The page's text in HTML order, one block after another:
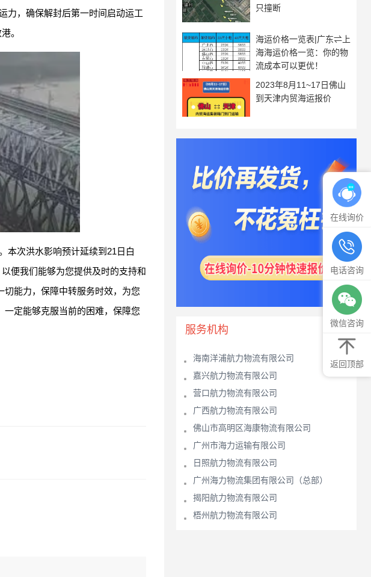
力，确保解封后第一时间启动运工
。
本次洪水影响预计延续到21日白
便我们能够为您提供及时的支持和
能力，保障中转服务时效，为您
定能够克服当前的困难，保障您
只撞断
海运价格一览表|广东⇌上
海海运价格一览：你的物
流成本可以更优！
2023年8月11~17日佛山
到天津内贸海运报价
服务机构
海南洋浦航力物流有限公司
嘉兴航力物流有限公司
营口航力物流有限公司
广西航力物流有限公司
佛山市高明区海康物流有限公司
广州市海力运输有限公司
日照航力物流有限公司
广州海力物流集团有限公司（总部）
揭阳航力物流有限公司
梧州航力物流有限公司
在线询价
电话咨询
微信咨询
返回顶部